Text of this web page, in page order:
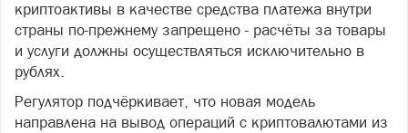
криптоактивы в качестве средства платежа внутри
страны по-прежнему запрещено - расчёты за товары
и услуги должны осуществляться исключительно в
рублях.
Регулятор подчёркивает, что новая модель
направлена на вывод операций с криптовалютами из